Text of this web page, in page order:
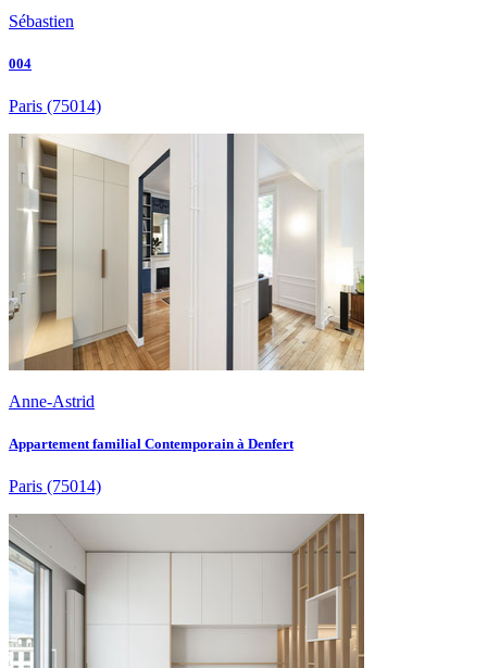
Sébastien
004
Paris (75014)
Anne-Astrid
Appartement familial Contemporain à Denfert
Paris (75014)